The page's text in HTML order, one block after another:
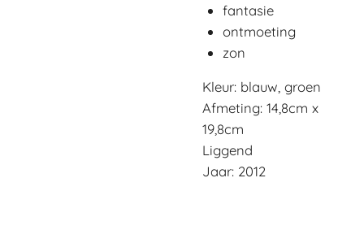
fantasie
ontmoeting
zon
Kleur: blauw, groen
Afmeting: 14,8cm x
19,8cm
Liggend
Jaar: 2012